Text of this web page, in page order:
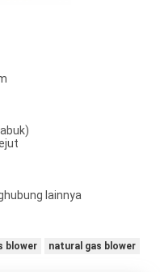
lainnya
blower natural gas blower